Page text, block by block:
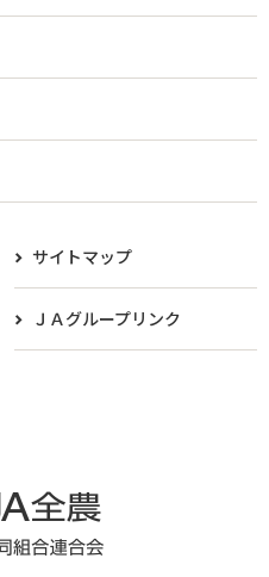
サイトマップ
ＪＡグループリンク